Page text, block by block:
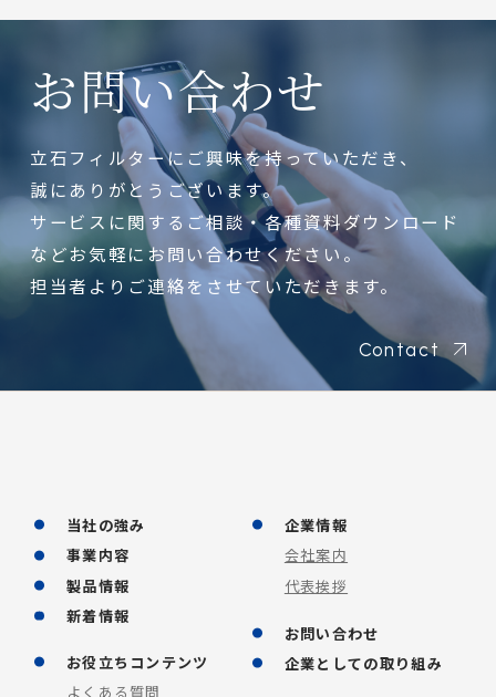
お問い合わせ
Contact
立石フィルターにご興味を持っていただき、
誠にありがとうございます。
サービスに関するご相談・各種資料ダウンロード
などお気軽にお問い合わせください。
担当者よりご連絡をさせていただきます。
当社の強み
事業内容
製品情報
新着情報
企業情報
会社案内
代表挨拶
お役立ちコンテンツ
よくある質問
お問い合わせ
企業としての取り組み